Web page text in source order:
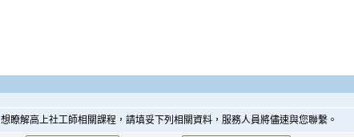
想瞭解高上社工師相關課程，請填妥下列相關資料，服務人員將儘速與您聯繫。